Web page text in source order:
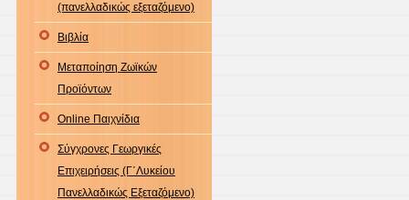
(πανελλαδικώς εξεταζόμενο)
Βιβλία
Μεταποίηση Ζωϊκών
Προϊόντων
Online Παιχνίδια
Σύγχρονες Γεωργικές
Επιχειρήσεις (Γ΄Λυκείου
Πανελλαδικώς Εξεταζόμενο)